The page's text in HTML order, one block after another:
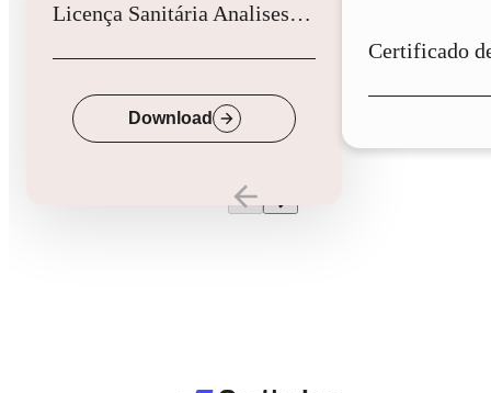
Licença Sanitária Analises Clinicas
Download